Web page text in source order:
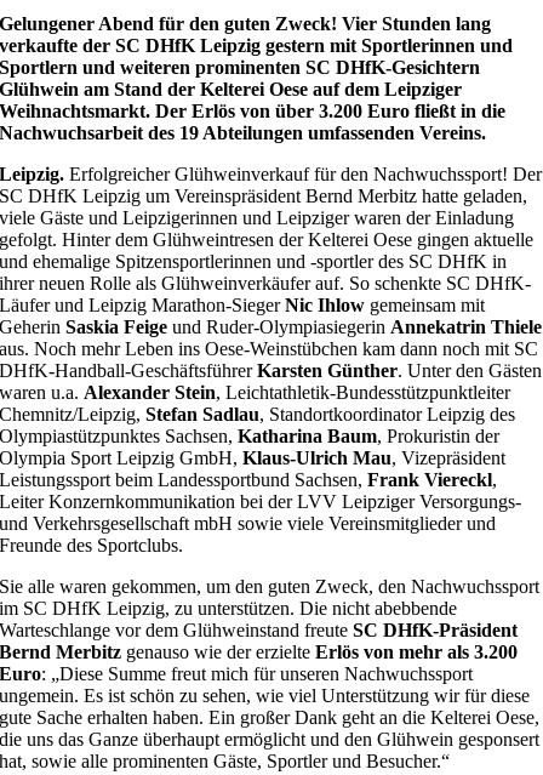
Gelungener Abend für den guten Zweck! Vier Stunden lang
verkaufte der SC DHfK Leipzig gestern mit Sportlerinnen und
Sportlern und weiteren prominenten SC DHfK-Gesichtern
Glühwein am Stand der Kelterei Oese auf dem Leipziger
Weihnachtsmarkt. Der Erlös von über 3.200 Euro fließt in die
Nachwuchsarbeit des 19 Abteilungen umfassenden Vereins.
Leipzig. Erfolgreicher Glühweinverkauf für den Nachwuchssport! Der
SC DHfK Leipzig um Vereinspräsident Bernd Merbitz hatte geladen,
viele Gäste und Leipzigerinnen und Leipziger waren der Einladung
gefolgt. Hinter dem Glühweintresen der Kelterei Oese gingen aktuelle
und ehemalige Spitzensportlerinnen und -sportler des SC DHfK in
ihrer neuen Rolle als Glühweinverkäufer auf. So schenkte SC DHfK-
Läufer und Leipzig Marathon-SiegerNic Ihlow gemeinsam mit
GeherinSaskia Feige und Ruder-Olympiasiegerin Annekatrin Thiele
aus. Noch mehr Leben ins Oese-Weinstübchen kam dann noch mit SC
DHfK-Handball-GeschäftsführerKarsten Günther. Unter den Gästen
waren u.a. Alexander Stein, Leichtathletik-Bundesstützpunktleiter
Chemnitz/Leipzig,Stefan Sadlau, Standortkoordinator Leipzig des
Olympiastützpunktes Sachsen,Katharina Baum, Prokuristin der
Olympia Sport Leipzig GmbH,Klaus-Ulrich Mau, Vizepräsident
Leistungssport beim Landessportbund Sachsen,Frank Viereckl,
Leiter Konzernkommunikation bei der LVV Leipziger Versorgungs-
und Verkehrsgesellschaft mbH sowie viele Vereinsmitglieder und
Freunde des Sportclubs.
Sie alle waren gekommen, um den guten Zweck, den Nachwuchssport
im SC DHfK Leipzig, zu unterstützen. Die nicht abebbende
Warteschlange vor dem Glühweinstand freuteSC DHfK-Präsident
Bernd Merbitz genauso wie der erzielteErlös von mehr als 3.200
Euro: „Diese Summe freut mich für unseren Nachwuchssport
ungemein. Es ist schön zu sehen, wie viel Unterstützung wir für diese
gute Sache erhalten haben. Ein großer Dank geht an die Kelterei Oese,
die uns das Ganze überhaupt ermöglicht und den Glühwein gesponsert
hat, sowie alle prominenten Gäste, Sportler und Besucher.“